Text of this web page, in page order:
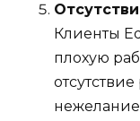
Клиенты
плохую